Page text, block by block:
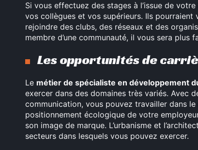
Si vous effectuez des stages à l’issue de
vos collègues et vos supérieurs. Ils
rejoindre des clubs, des réseaux et des
membre d’une communauté, il vous sera
Les opportunités de
Le métier de spécialiste en développement
exercer dans des domaines très variés. Avec
communication, vous pouvez travailler dans
positionnement écologique de votre
son image de marque. L’urbanisme et
secteurs dans lesquels vous pouvez exercer.